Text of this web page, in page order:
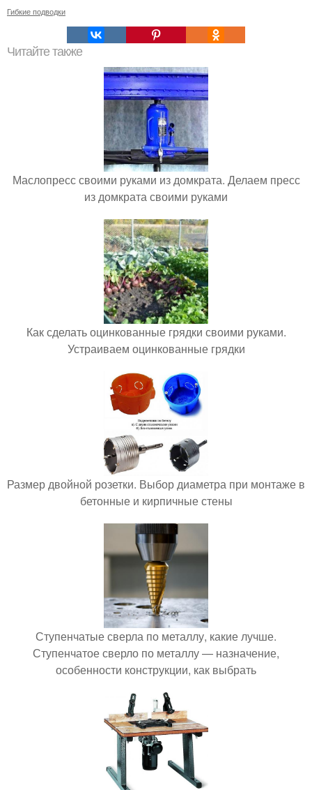
Гибкие подводки
Читайте также
Маслопресс своими руками из домкрата. Делаем пресс
из домкрата своими руками
Как сделать оцинкованные грядки своими руками.
Устраиваем оцинкованные грядки
Размер двойной розетки. Выбор диаметра при монтаже в
бетонные и кирпичные стены
Ступенчатые сверла по металлу, какие лучше.
Ступенчатое сверло по металлу — назначение,
особенности конструкции, как выбрать